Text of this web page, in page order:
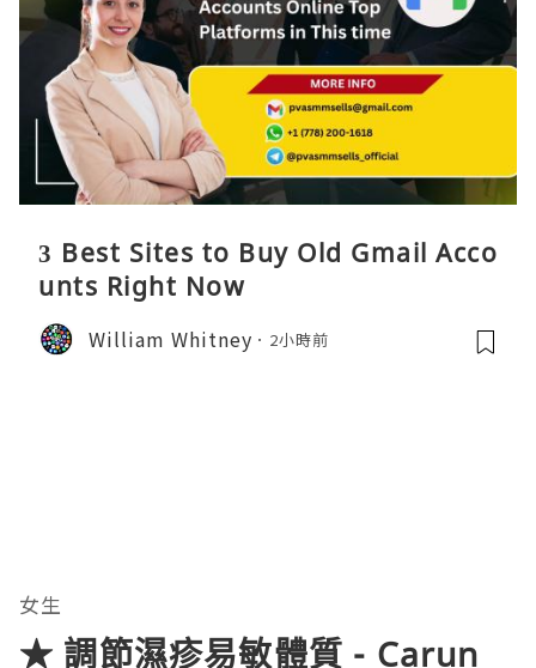
3 Best Sites to Buy Old Gmail Acco
unts Right Now
William Whitney 2小時前
女生
★ 調節濕疹易敏體質 - Carun